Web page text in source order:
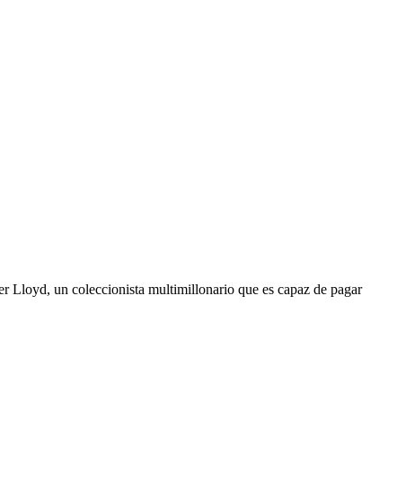
Lloyd, un coleccionista multimillonario que es capaz de pagar